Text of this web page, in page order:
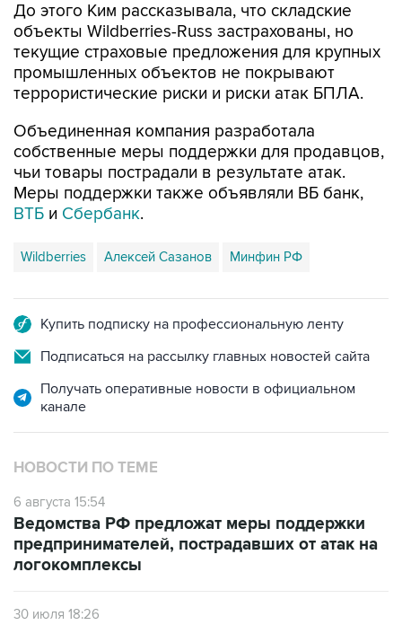
До этого Ким рассказывала, что складские
объекты Wildberries-Russ застрахованы, но
текущие страховые предложения для крупных
промышленных объектов не покрывают
террористические риски и риски атак БПЛА.
Объединенная компания разработала
собственные меры поддержки для продавцов,
чьи товары пострадали в результате атак.
Меры поддержки также объявляли ВБ банк,
ВТБ и Сбербанк.
Wildberries Алексей Сазанов Минфин РФ
Купить подписку на профессиональную ленту
Подписаться на рассылку главных новостей сайта
Получать оперативные новости в официальном
канале
НОВОСТИ ПО ТЕМЕ
6 августа 15:54
Ведомства РФ предложат меры поддержки
предпринимателей, пострадавших от атак на
логокомплексы
30 июля 18:26